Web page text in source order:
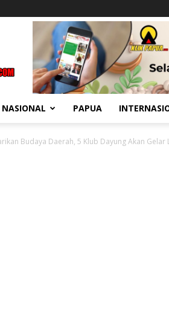
NASIONAL PAPUA
Budaya Daerah, 5 Klub Dayung Akan